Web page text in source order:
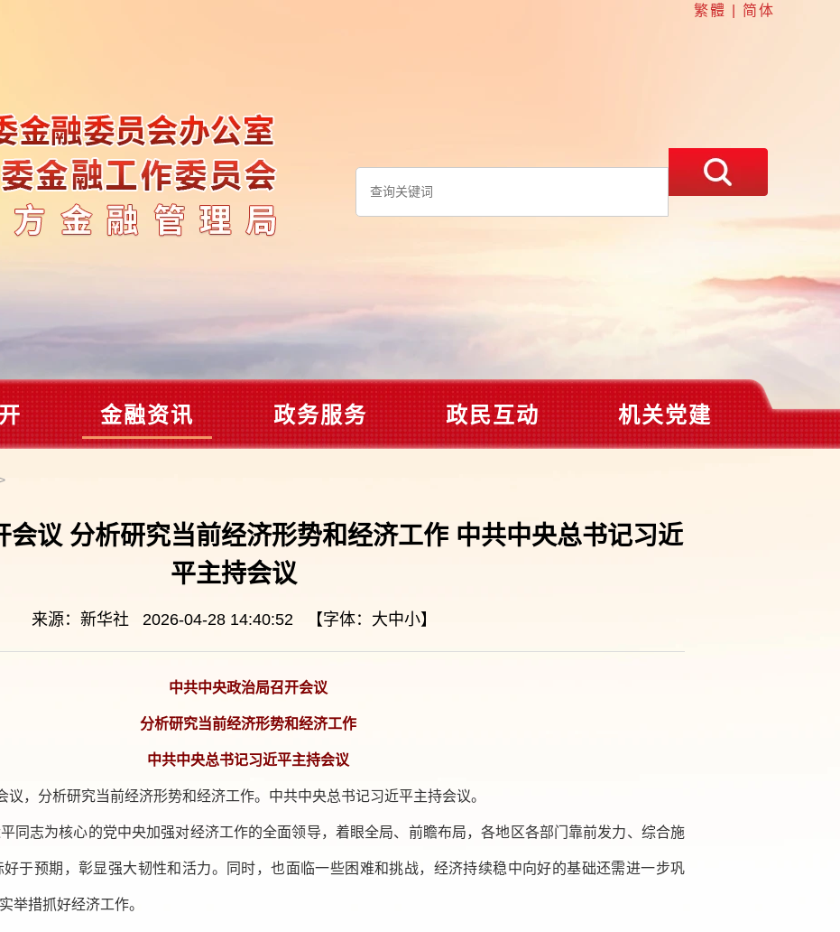
繁體 简体
金融资讯 政务服务 政民互动 机关党建
会议 分析研究当前经济形势和经济工作 中共中央总书记习近
平主持会议
来源：新华社 2026-04-28 14:40:52 【字体： 大中小】
中共中央政治局召开会议
分析研究当前经济形势和经济工作
中共中央总书记习近平主持会议
议，分析研究当前经济形势和经济工作。中共中央总书记习近平主持会议。
同志为核心的党中央加强对经济工作的全面领导，着眼全局、前瞻布局，各地区各部门靠前发力、综合施
于预期，彰显强大韧性和活力。同时，也面临一些困难和挑战，经济持续稳中向好的基础还需进一步巩
举措抓好经济工作。